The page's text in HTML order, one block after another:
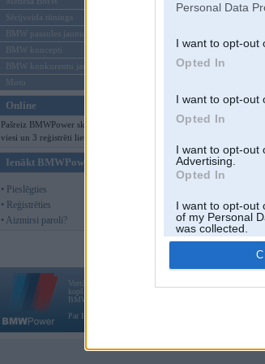
Personal Data
I want to opt-out
Opted In
I want to opt-out
Opted In
I want to opt-out
Advertising.
Opted In
I want to opt-out
of my Personal
was collected.
Opted Out
Sērijveida tūnings
BMW pasaules jaunumi
BMW koncepti
BMW konkurentu jaunumi
Moto
Online
Pašreiz BMWPower skatās 482
viesi un 3 reģistrēti lietotāji.
Ienākt BMWPower
• Pieslēgties
• Reģistrēties
• Aizmirsi paroli?
Vortāls BMWPower.lv darbojas
kopš 2002. gada 14. maija. Tas nav auto klubs un nav
BMW AG.
Par BMWPower